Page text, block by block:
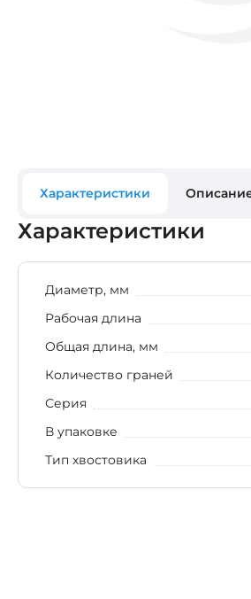
Характеристики
Характеристики
Диаметр, мм
Рабочая длина
Общая длина, мм
Количество граней
Серия
В упаковке
Тип хвостовика